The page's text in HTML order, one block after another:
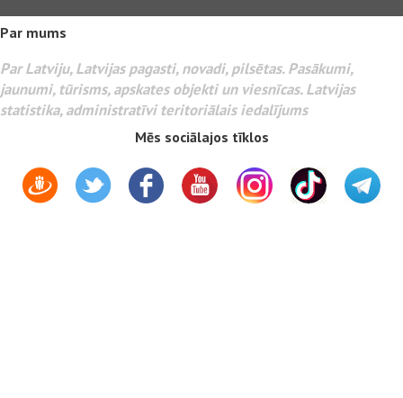
Par mums
Par Latviju, Latvijas pagasti, novadi, pilsētas. Pasākumi,
jaunumi, tūrisms, apskates objekti un viesnīcas. Latvijas
statistika, administratīvi teritoriālais iedalījums
Mēs sociālajos tīklos